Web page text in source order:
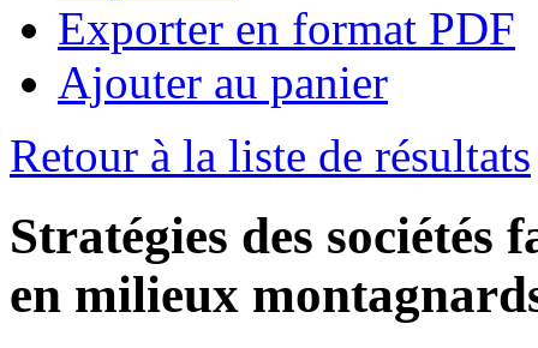
Exporter en format PDF
Ajouter au panier
Retour à la liste de résultats
Stratégies des sociétés
en milieux